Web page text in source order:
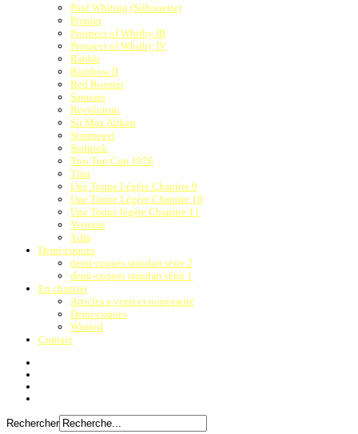
Paul Whiting (Silhouette)
Pionier
Prospect of Whitby III
Prospect of Whitby IV
Rabbit
Rainbow II
Red Rooster
Samsara
Revolution
Sir Max Aitken
Stormogel
Sudpack
Two Ton Cup 1976
Tina
Une Tonne Légère Chapitre 9
Une Tonne Légère Chapitre 10
Une Tonne légère Chapitre 11
Yeoman
Ydra
Demi-coques
demi-coques standart série 2
demi-coques standart série 1
En chantier
Articles a venir et nouveauté
Demi-coques
Wanted
Contact
Rechercher